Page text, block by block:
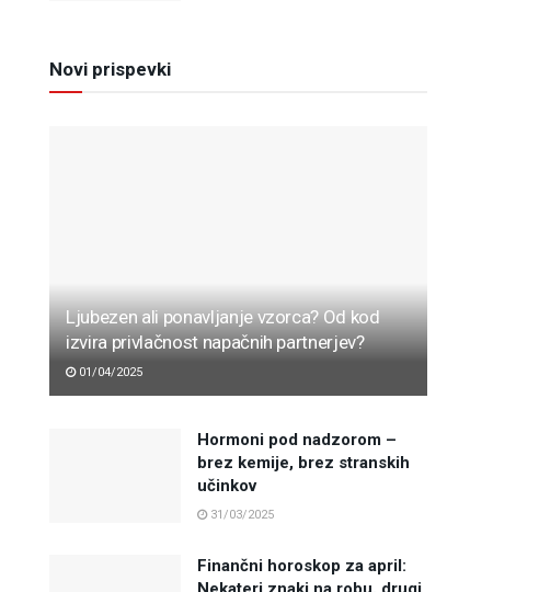
Novi prispevki
Ljubezen ali ponavljanje vzorca? Od kod
izvira privlačnost napačnih partnerjev?
01/04/2025
Hormoni pod nadzorom –
brez kemije, brez stranskih
učinkov
31/03/2025
Finančni horoskop za april: